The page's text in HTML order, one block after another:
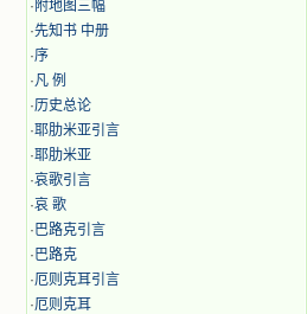
· 附地图三幅
·先知书 中册
·序
·凡 例
·历史总论
·耶肋米亚引言
·耶肋米亚
·哀歌引言
·哀 歌
·巴路克引言
·巴路克
·厄则克耳引言
·厄则克耳